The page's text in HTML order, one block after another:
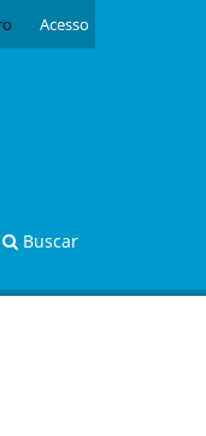
Buscar
Acesso